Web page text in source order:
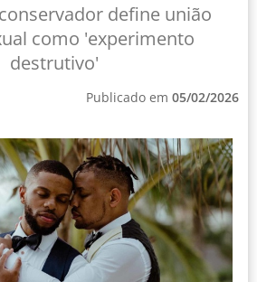
define união
como 'experimento
destrutivo'
Publicado em 05/02/2026